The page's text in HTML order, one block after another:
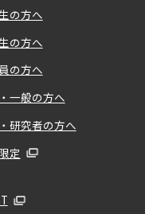
の方へ
の方へ
の方へ
一般の方へ
研究者の方へ
定